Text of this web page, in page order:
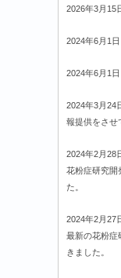
2026年3月15
2024年6月1日
2024年6月1日
2024年3月24
報提供をさせ
2024年2月28
花粉症研究開
た。
2024年2月27
最新の花粉症
きました。